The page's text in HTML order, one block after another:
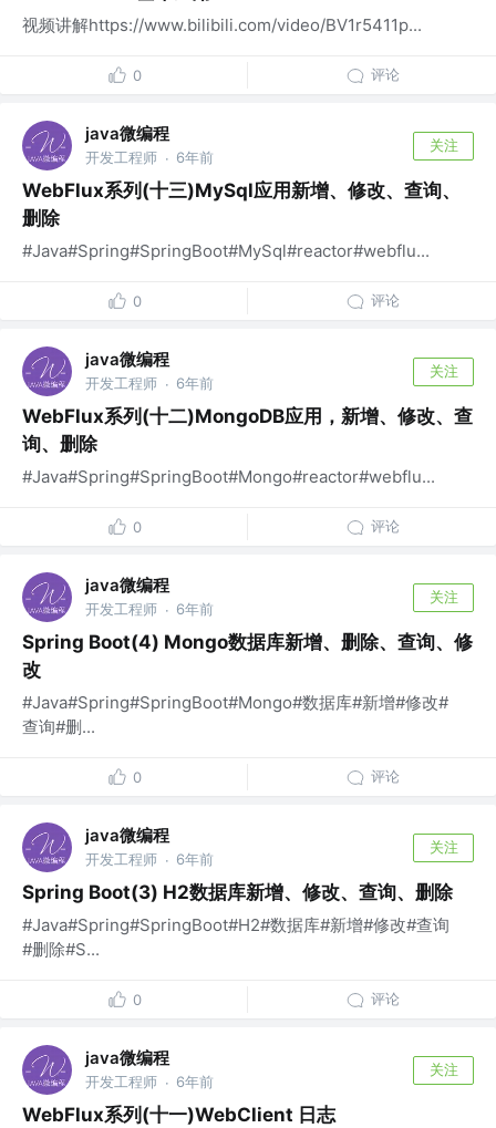
视频讲解https://www.bilibili.com/video/BV1r5411p...
0 评论
java微编程
开发工程师 · 6年前
关注
WebFlux系列(十三)MySql应用新增、修改、查询、
删除
#Java#Spring#SpringBoot#MySql#reactor#webflu...
0 评论
java微编程
开发工程师 · 6年前
关注
WebFlux系列(十二)MongoDB应用，新增、修改、查
询、删除
#Java#Spring#SpringBoot#Mongo#reactor#webflu...
0 评论
java微编程
开发工程师 · 6年前
关注
Spring Boot(4) Mongo数据库新增、删除、查询、修
改
#Java#Spring#SpringBoot#Mongo#数据库#新增#修改#
查询#删...
0 评论
java微编程
开发工程师 · 6年前
关注
Spring Boot(3) H2数据库新增、修改、查询、删除
#Java#Spring#SpringBoot#H2#数据库#新增#修改#查询
#删除#S...
0 评论
java微编程
开发工程师 · 6年前
关注
WebFlux系列(十一)WebClient 日志